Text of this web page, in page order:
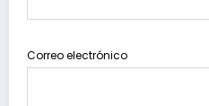
Correo electrónico